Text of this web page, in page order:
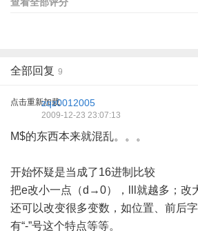
全部回复 9
点击重新加载zqz0012005
2009-12-23 23:07:13
M$的东西本来就混乱。。。
开始怀疑是当成了16进制比较
把e改小一点（d→0），lll就越多；改
还可以改变很多变数，如位置、前后
有“-”号这个特点等等。